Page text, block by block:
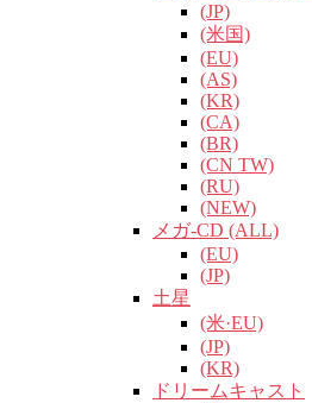
(JP)
(米国)
(EU)
(AS)
(KR)
(CA)
(BR)
(CN TW)
(RU)
(NEW)
メガ-CD (ALL)
(EU)
(JP)
土星
(米·EU)
(JP)
(KR)
ドリームキャスト